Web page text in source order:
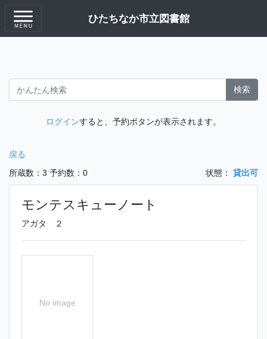
ひたちなか市立図書館
検索
ログインすると、予約ボタンが表示されます。
戻る
所蔵数：3 予約数：0 状態： 貸出可
モンテスキューノート
アガタ ２
No image